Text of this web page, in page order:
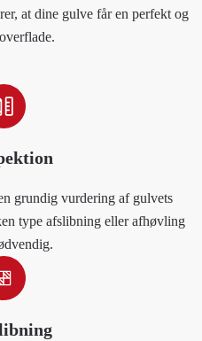
at dine gulve får en perfekt og
grundig vurdering af gulvets
type afslibning eller afhøvling